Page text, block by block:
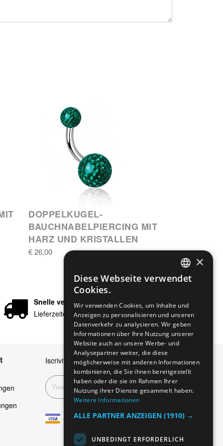
DOPPELKUGEL-
BAUCHNABELPIERCING MIT
HARZ UND KRISTALLEN
€ 26,00
Snelle verzending
Lieferzeiten in 24/48 Stunden
Iscriviti alla nostra newsletter
Abonnieren
ENGLISH
ITALIAN
SPANISH
×
Diese Webseite verwendet
Cookies.
Wir verwenden Cookies, um Inhalte und
Anzeigen zu personalisieren und unseren
Datenverkehr zu analysieren. Wir geben
Informationen über Ihre Nutzung unserer
Website auch an unsere Werbe- und
Analysepartner weiter, die diese
möglicherweise mit anderen Informationen
kombinieren, die Sie ihnen bereitgestellt
haben oder die sie im Rahmen Ihrer
Nutzung ihrer Dienste gesammelt haben.
Weitere Informationen
ALLE PARTNER ANZEIGEN (1910) →
UNBEDINGT ERFORDERLICH